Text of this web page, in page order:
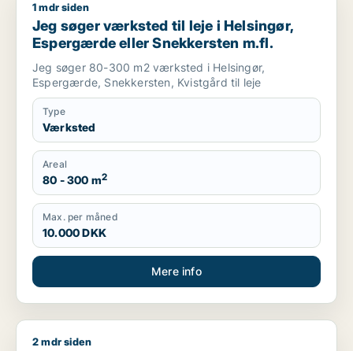
Jeg søger værksted til leje i Helsingør, Espergærde eller
1 mdr siden
Jeg søger værksted til leje i Helsingør,
Espergærde eller Snekkersten m.fl.
Jeg søger 80-300 m2 værksted i Helsingør,
Espergærde, Snekkersten, Kvistgård til leje
Type
Værksted
Areal
80 - 300 m2
Max. per måned
10.000 DKK
Mere info
Bo søger lager, værksted, produktionslokaler eller garage
2 mdr siden